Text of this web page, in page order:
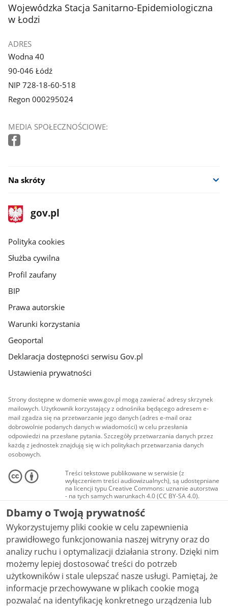
stopka
Wojewódzka Stacja Sanitarno-Epidemiologiczna
w Łodzi
ADRES
Wodna 40
90-046 Łódź
NIP 728-18-60-518
Regon 000295024
MEDIA SPOŁECZNOŚCIOWE:
Na skróty
stopka
gov.pl
Strona
gov.pl
gov.pl
Polityka cookies
Służba cywilna
Profil zaufany
BIP
Prawa autorskie
Warunki korzystania
Geoportal
Deklaracja dostępności serwisu Gov.pl
Ustawienia prywatności
Strony dostępne w domenie www.gov.pl mogą zawierać adresy skrzynek
mailowych. Użytkownik korzystający z odnośnika będącego adresem e-
mail zgadza się na przetwarzanie jego danych (adres e-mail oraz
dobrowolnie podanych danych w wiadomości) w celu przesłania
odpowiedzi na przesłane pytania. Szczegóły przetwarzania danych przez
każdą z jednostek znajdują się w ich politykach przetwarzania danych
osobowych.
Treści tekstowe publikowane w serwisie (z
wyłączeniem treści audiowizualnych), są udostępniane
na licencji typu Creative Commons: uznanie autorstwa
- na tych samych warunkach 4.0 (CC BY-SA 4.0).
Materiały audiowizualne, w tym zdjęcia, materiały
audio i wideo, są udostępniane na licencji typu
Creative Commons: uznanie autorstwa użycie
niekomercyjne - bez utworów zależnych 4.0 (CC BY-
NC-ND 4.0), o ile nie jest to stwierdzone inaczej.
Dbamy o Twoją prywatność
Wykorzystujemy pliki cookie w celu zapewnienia
prawidłowego funkcjonowania naszej witryny oraz do
analizy ruchu i optymalizacji działania strony. Dzięki nim
możemy lepiej dostosować treści do potrzeb
użytkowników i stale ulepszać nasze usługi. Pamiętaj, że
informacje przechowywane w plikach cookie mogą
pozwalać na identyfikację konkretnego urządzenia lub